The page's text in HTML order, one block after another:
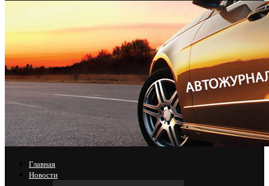
Главная
Новости